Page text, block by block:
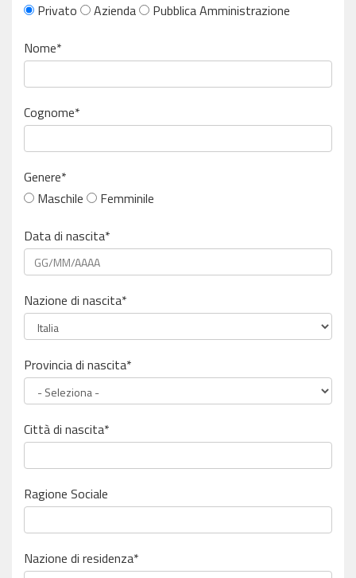
Privato
Azienda
Pubblica Amministrazione
Nome*
Cognome*
Genere*
Maschile
Femminile
Data di nascita*
Nazione di nascita*
Provincia di nascita*
Città di nascita*
Ragione Sociale
Nazione di residenza*